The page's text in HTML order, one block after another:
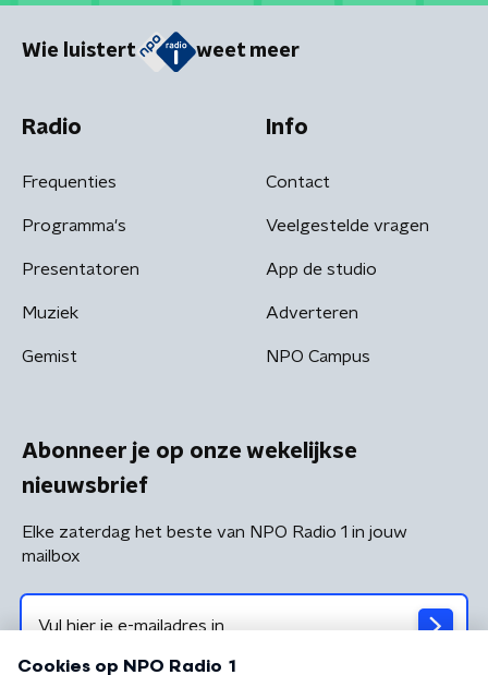
Wie luistert weet meer
Radio
Frequenties
Programma's
Presentatoren
Muziek
Gemist
Info
Contact
Veelgestelde vragen
App de studio
Adverteren
NPO Campus
Abonneer je op onze wekelijkse
nieuwsbrief
Elke zaterdag het beste van NPO Radio 1 in jouw
mailbox